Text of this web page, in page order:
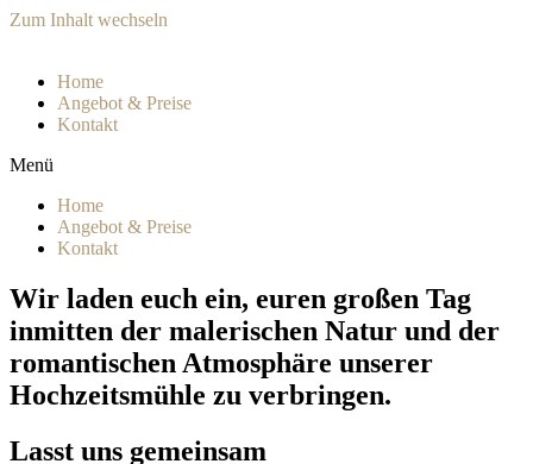
Zum Inhalt wechseln
Home
Angebot & Preise
Kontakt
Menü
Home
Angebot & Preise
Kontakt
Wir laden euch ein, euren großen Tag
inmitten der malerischen Natur und der
romantischen Atmosphäre unserer
Hochzeitsmühle zu verbringen.
Lasst uns gemeinsam